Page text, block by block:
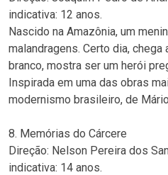
indicativa: 12 anos.
Nascido na Amazônia, um
malandragens. Certo dia, chega
branco, mostra ser um herói
Inspirada em uma das obras
modernismo brasileiro, de
8. Memórias do Cárcere
Direção: Nelson Pereira dos
indicativa: 14 anos.